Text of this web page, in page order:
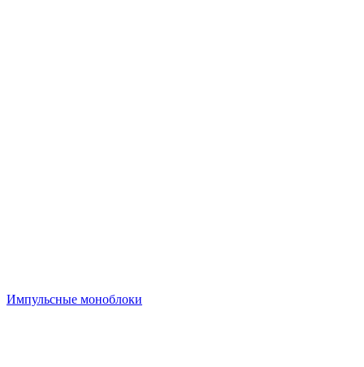
Импульсные моноблоки